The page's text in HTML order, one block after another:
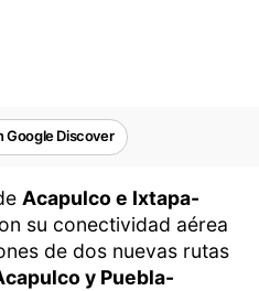
Google Discover
Acapulco e Ixtapa-
su conectividad aérea
de dos nuevas rutas
y Puebla-